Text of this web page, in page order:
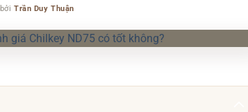
bởiTrần Duy Thuận